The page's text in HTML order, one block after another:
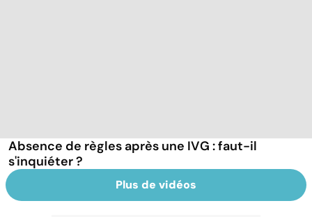
Absence de règles après une IVG : faut-il
s'inquiéter ?
Plus de vidéos